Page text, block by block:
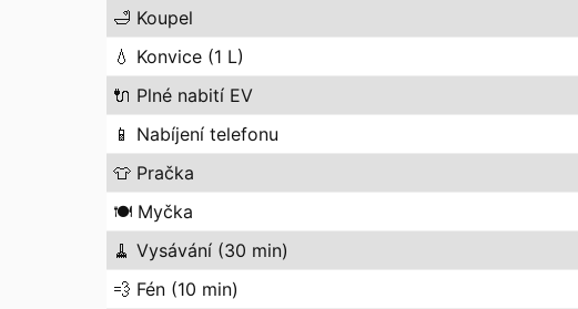
🛁 Koupel
💧 Konvice (1 L)
🔌 Plné nabití EV
📱 Nabíjení telefonu
👕 Pračka
🍽️ Myčka
🧹 Vysávání (30 min)
💨 Fén (10 min)